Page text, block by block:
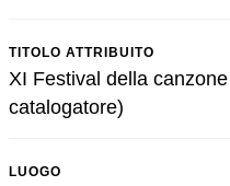
TITOLO ATTRIBUITO
XI Festival della
catalogatore)
LUOGO